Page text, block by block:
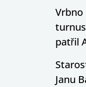
Vrbno
patřil
Janu